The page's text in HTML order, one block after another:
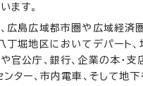
ます。
広島広域都市圏や広域経済
丁堀地区においてデパート、
官公庁、銀行、企業の本・
ンター、市内電車、そして地